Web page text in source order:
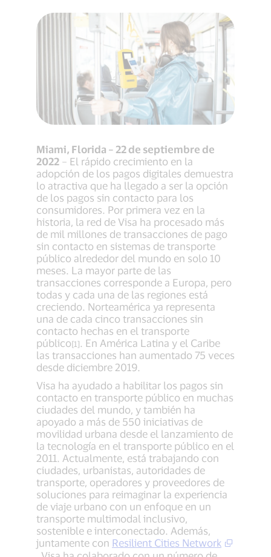
Miami, Florida – 22 de septiembre de
2022 – El rápido crecimiento en la
adopción de los pagos digitales demuestra
lo atractiva que ha llegado a ser la opción
de los pagos sin contacto para los
consumidores. Por primera vez en la
historia, la red de Visa ha procesado más
de mil millones de transacciones de pago
sin contacto en sistemas de transporte
público alrededor del mundo en solo 10
meses. La mayor parte de las
transacciones corresponde a Europa, pero
todas y cada una de las regiones está
creciendo. Norteamérica ya representa
una de cada cinco transacciones sin
contacto hechas en el transporte
público[1]
. En América Latina y el Caribe
las transacciones han aumentado 75 veces
desde diciembre 2019.
Visa ha ayudado a habilitar los pagos sin
contacto en transporte público en muchas
ciudades del mundo, y también ha
apoyado a más de 550 iniciativas de
movilidad urbana desde el lanzamiento de
la tecnología en el transporte público en el
2011. Actualmente, está trabajando con
ciudades, urbanistas, autoridades de
transporte, operadores y proveedores de
soluciones para reimaginar la experiencia
de viaje urbano con un enfoque en un
transporte multimodal inclusivo,
sostenible e interconectado. Además,
juntamente con Resilient Cities Network